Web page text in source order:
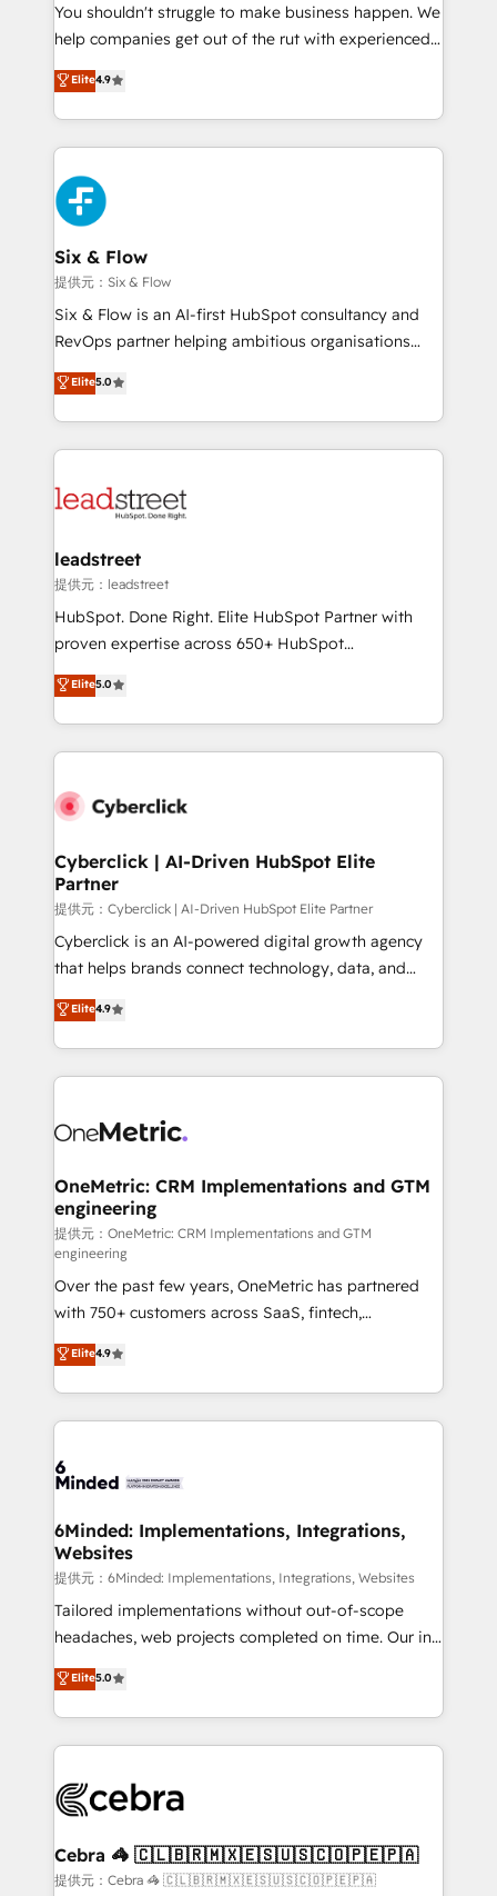
integration capabilities 💼 Consultative, long-term
partners who will embed ourselves into your
business, processes and systems 🏢 We specialise in
working with mid-market and enterprise
organisations, global organisations and those with
complex use cases 🏆 CRM Implementation,
Platform Enablement, Custom Integration and
Onboarding Accredited 🔐 ISO27001 & ISO9001
Certified
You shouldn't struggle to make business happen. We
help companies get out of the rut with experienced,
process-oriented teams implementing HubSpot
Marketing, Sales, Service, CMS and Operations Hub,
so selling and actually engaging with your customers
feels easy and pain-free. We are a top ranked
HubSpot Elite Partner, winner of Rookie of the Year
and Customer First Awards, 4.9/5 rating in HubSpot
Reviews and 4.9/5 rating in Clutch Reviews. Digifianz
helps the following industries: logistics & 3PL, home
improvement & construction, branding and
commercialization, real estate, health, education,
SaaS, Software Dev & IT and consulting, make the
the United States, EU, UAE, Mexico and Latin
America. From casual user to super fan: make
Elite4.9
Six & Flow
提供元：Six & Flow
Six & Flow is an AI-first HubSpot consultancy and
RevOps partner helping ambitious organisations
grow with clarity, confidence, and intelligence.
Operating across the UK, Netherlands, Ireland, and
Canada, we’ve delivered thousands of successful
HubSpot projects for mid-market and enterprise
combine HubSpot, data, and AI to design connected
and technology for predictable, scalable revenue
growth. Our expertise spans RevOps, CRM and data
architecture, AI enablement, and strategic marketing,
delivered through our proprietary FLAIR framework
Partner and ISO 27001:2022 certified consultancy,
we blend strategy, creativity, and technology to help
Elite5.0
leadstreet
提供元：leadstreet
HubSpot. Done Right. Elite HubSpot Partner with
proven expertise across 650+ HubSpot
implementations. With 12+ years of HubSpot
experience, we help you use the HubSpot platform
to its fullest capacity, improve your current HubSpot
website, or build your new one.
Elite5.0
Cyberclick | AI-Driven HubSpot Elite
Partner
提供元：Cyberclick | AI-Driven HubSpot Elite Partner
Cyberclick is an AI-powered digital growth agency
that helps brands connect technology, data, and
creativity to achieve measurable results. Founded in
Barcelona and operating across Spain, LATAM, and
the UK, we support global companies in building
smarter marketing, sales, and customer success
Iberia (Spain & Portugal), we combine human insight
growth. Our multidisciplinary team designs solutions
that simplify complexity, boost performance, and
turn innovation into real impact. 🌍 Highlights •
HubSpot Partner since 2012 • 2022 EMEA Impact
Award: Best Integration • 150+ successful HubSpot
projects • Clients in 30+ industries • Proprietary
technology for integrations • Multilingual team:
English, Spanish, Portuguese & Italian 👉 Grow
smarter with AI and HubSpot.
Elite4.9
OneMetric: CRM Implementations and GTM
engineering
提供元：OneMetric: CRM Implementations and GTM
engineering
Over the past few years, OneMetric has partnered
with 750+ customers across SaaS, fintech,
healthcare, real estate, and other industries. With
150+ HubSpot-certified experts, we deliver scalable
solutions to complex GTM and RevOps challenges.
Our Expertise 🔹 Onboarding & Implementation:
tailored to your GTM motion. 🔹 Migrations:
from other CRMs to HubSpot without data loss or
downtime. 🔹 RevOps Strategy: Align teams,
processes, and data to drive revenue efficiency. 🔹
Integrations: Connect HubSpot with your tech stack
for better adoption. 🔹 Custom Solutions: Build
SOC 2 Type II and ISO 27001 certified, reinforcing
our commitment to data security and compliance. At
Elite4.9
6Minded: Implementations, Integrations,
Websites
提供元：6Minded: Implementations, Integrations, Websites
Tailored implementations without out-of-scope
headaches, web projects completed on time. Our in-
house team of certified CRM architects, experts,
developers, designers, and marketers handles all
aspects of your HubSpot. ✨ 400+ global clients ✨
100+ seamless migrations from 15+ different CRMs
implementations, and 5,000+ pages ✨ CS: Clients
CS: 245% organic growth & +751% new visitors for a
full-funnel HubSpot project ✨ CS: 415% conversion
Elite5.0
Cebra 🦓 🇨🇱🇧🇷🇲🇽🇪🇸🇺🇸🇨🇴🇵🇪🇵🇦
提供元：Cebra 🦓 🇨🇱🇧🇷🇲🇽🇪🇸🇺🇸🇨🇴🇵🇪🇵🇦